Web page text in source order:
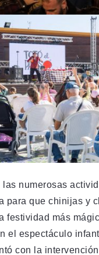
las numerosas
para que chinijas y
festividad más
el espectáculo
con la